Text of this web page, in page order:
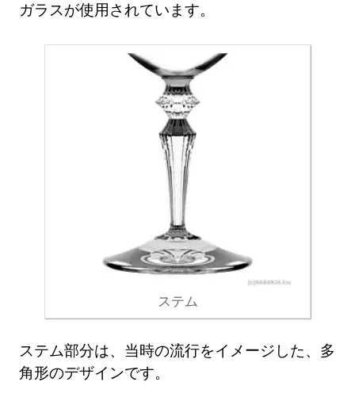
ガラスが使用されています。
ステム
ステム部分は、当時の流行をイメージした、多
角形のデザインです。